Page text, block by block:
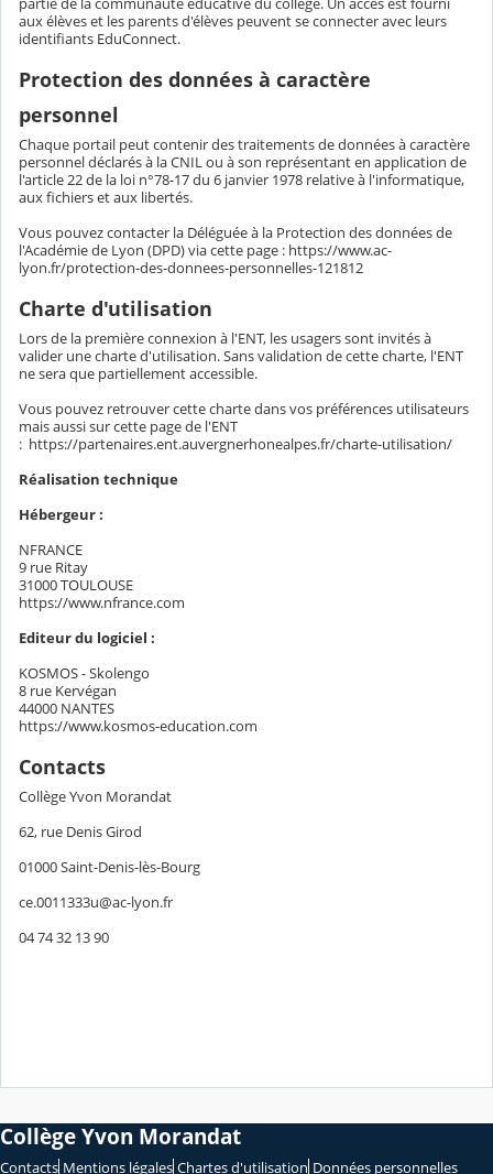
aux élèves et les parents d'élèves peuvent se connecter avec leurs
identifiants EduConnect.
Protection des données à caractère
personnel
Chaque portail peut contenir des traitements de données à caractère
personnel déclarés à la CNIL ou à son représentant en application de
l'article 22 de la loi n°78-17 du 6 janvier 1978 relative à l'informatique,
aux fichiers et aux libertés.
Vous pouvez contacter la Déléguée à la Protection des données de
l'Académie de Lyon (DPD) via cette page : https://www.ac-
lyon.fr/protection-des-donnees-personnelles-121812
Charte d'utilisation
Lors de la première connexion à l'ENT, les usagers sont invités à
valider une charte d'utilisation. Sans validation de cette charte, l'ENT
ne sera que partiellement accessible.
Vous pouvez retrouver cette charte dans vos préférences utilisateurs
mais aussi sur cette page de l'ENT
: https://partenaires.ent.auvergnerhonealpes.fr/charte-utilisation/
Réalisation technique
Hébergeur :
NFRANCE
9 rue Ritay
31000 TOULOUSE
https://www.nfrance.com
Editeur du logiciel :
KOSMOS - Skolengo
8 rue Kervégan
44000 NANTES
https://www.kosmos-education.com
Contacts
Collège Yvon Morandat
62, rue Denis Girod
01000 Saint-Denis-lès-Bourg
ce.0011333u@ac-lyon.fr
04 74 32 13 90
Collège Yvon Morandat
Contacts Mentions légales Chartes d'utilisation Données personnelles